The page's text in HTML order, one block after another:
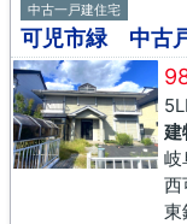
中古一戸建住宅
可児市緑 中古
建
岐
西